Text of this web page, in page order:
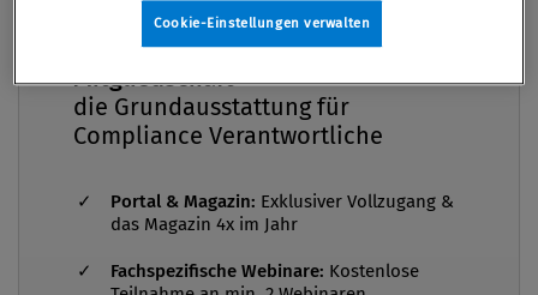
auch bei schweren Beeinträchtigungen der
Cybersicherheit oder der IKT-Infrastruktur
weiterführen können. Betroffene Unternehmen Die
neue Verordnung gilt für mehr als 22.000
europäische Finanzunternehmen sowie Dienstleister
Kommunikationstechnologie (IKT). Nicht nur Banken
und Versicherungsunternehmen, die bereits d...
Compliance Praxis Premium
Mitgliedschaft -
die Grundausstattung für
Compliance Verantwortliche
Portal & Magazin: Exklusiver Vollzugang &
das Magazin 4x im Jahr
Fachspezifische Webinare: Kostenlose
Cookie-Einstellungen verwalten